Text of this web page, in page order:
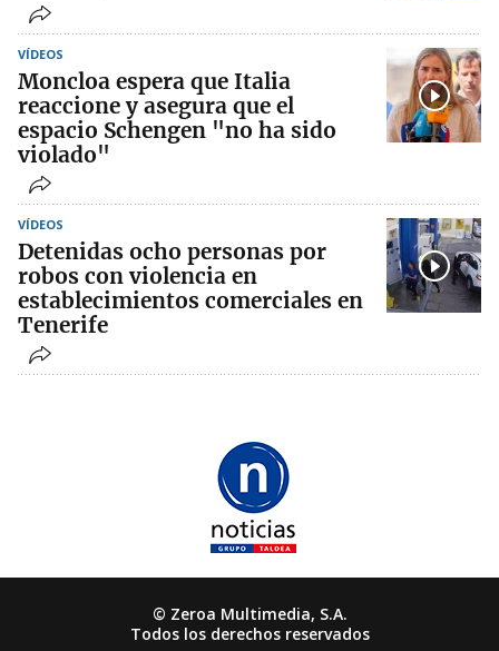
VÍDEOS
Moncloa espera que Italia
reaccione y asegura que el
espacio Schengen "no ha sido
violado"
VÍDEOS
Detenidas ocho personas por
robos con violencia en
establecimientos comerciales en
Tenerife
© Zeroa Multimedia, S.A.
Todos los derechos reservados